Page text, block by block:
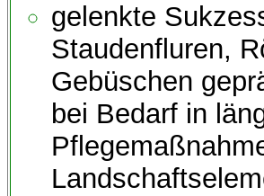
gelenkte
Staudenfluren,
Gebüschen
bei Bedarf in